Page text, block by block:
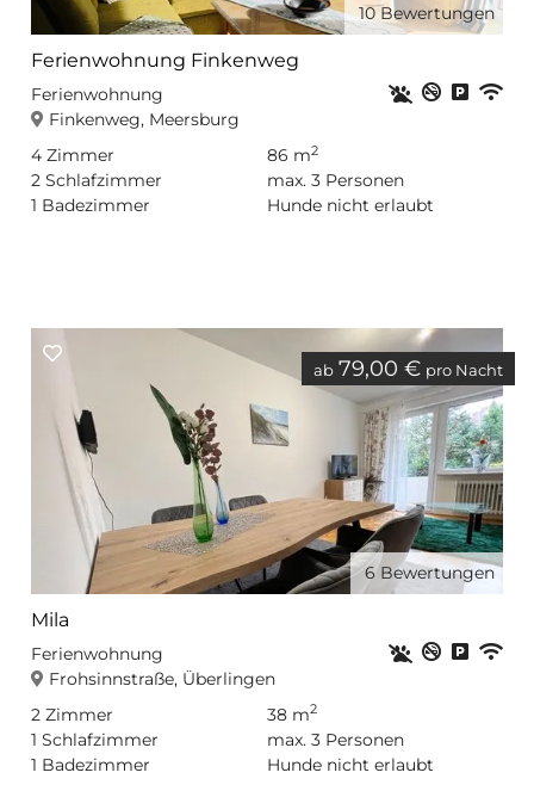
10Bewertungen
Ferienwohnung Finkenweg
Ferienwohnung
Finkenweg, Meersburg
Haustiere
4 Zimmer
2 Schlafzimmer
1 Badezimmer
86 m2
max. 3 Personen
Hunde nicht erlaubt
ab 79,00 € pro Nacht
6 Bewertungen
Mila
Ferienwohnung
Frohsinnstraße, Überlingen
Haustiere
2 Zimmer
1 Schlafzimmer
1 Badezimmer
38 m2
max. 3 Personen
Hunde nicht erlaubt